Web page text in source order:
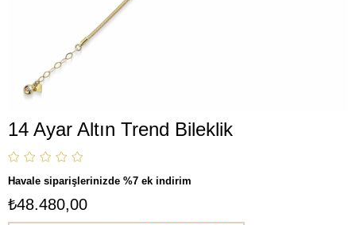
14 Ayar Altın Trend Bileklik
Havale siparişlerinizde %7 ek indirim
₺48.480,00